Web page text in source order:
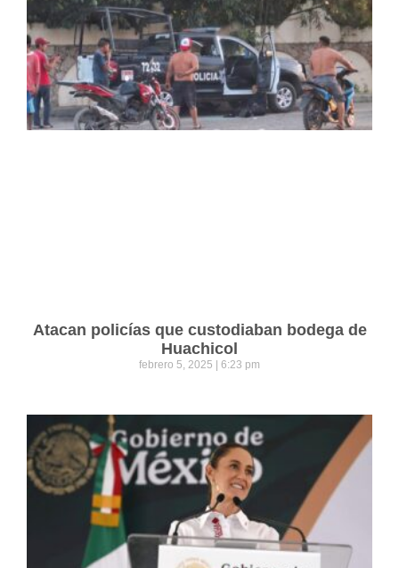
Atacan policías que custodiaban bodega de
Huachicol
febrero 5, 2025 6:23 pm